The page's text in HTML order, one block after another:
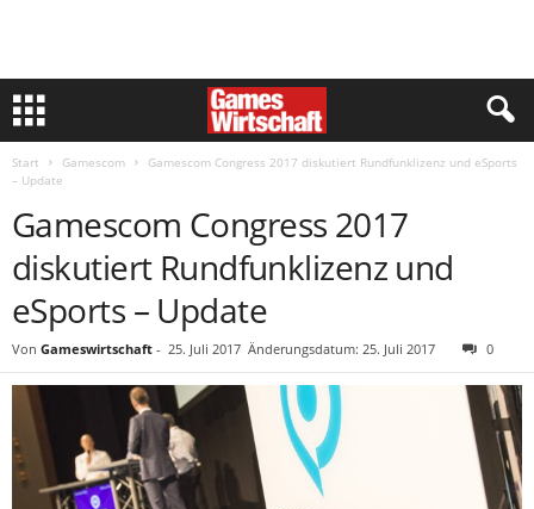
Start Gamescom
Gamescom Congress 2017 diskutiert Rundfunklizenz und eSports
– Update
Gamescom Congress 2017
diskutiert Rundfunklizenz und
eSports – Update
Von Gameswirtschaft - 25. Juli 2017 Änderungsdatum: 25. Juli 2017 0